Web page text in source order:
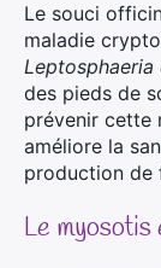
Le souci
maladie
des pieds de
prévenir cette
améliore la
production de
Le myosotis